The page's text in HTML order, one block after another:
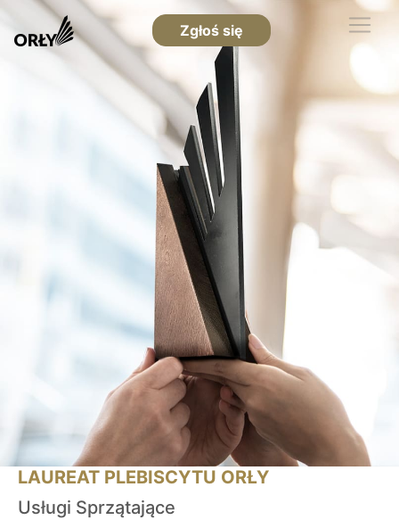
Zgłoś się
LAUREAT PLEBISCYTU ORŁY
Usługi Sprzątające